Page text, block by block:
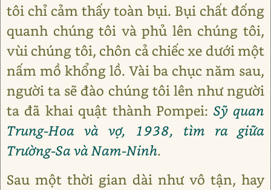
tôi chỉ cảm thấy toàn bụi. Bụi chất đống
quanh chúng tôi và phủ lên chúng tôi,
vùi chúng tôi, chôn cả chiếc xe dưới một
nấm mồ khổng lồ. Vài ba chục năm sau,
người ta sẽ đào chúng tôi lên như người
ta đã khai quật thành Pompei: Sỹ quan
Trung-Hoa và vợ, 1938, tìm ra giữa
Trường-Sa và Nam-Ninh.
Sau một thời gian dài như vô tận, hay